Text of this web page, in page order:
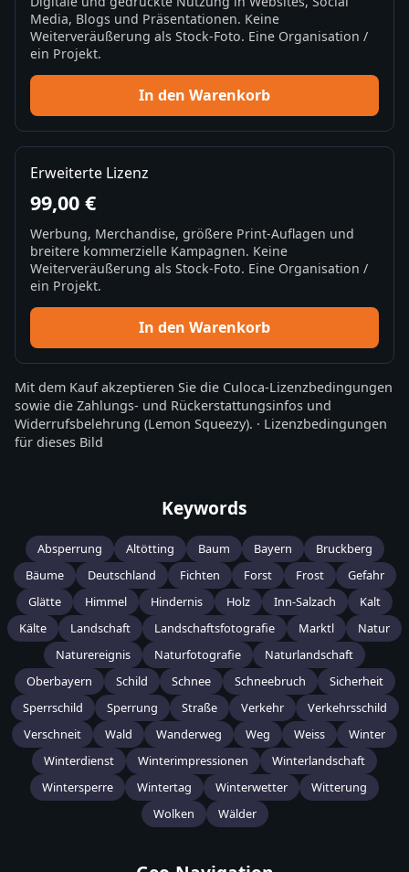
Media, Blogs und Präsentationen. Keine
Weiterveräußerung als Stock-Foto. Eine Organisation /
ein Projekt.
In den Warenkorb
Erweiterte Lizenz
99,00 €
Werbung, Merchandise, größere Print-Auflagen und
breitere kommerzielle Kampagnen. Keine
Weiterveräußerung als Stock-Foto. Eine Organisation /
ein Projekt.
In den Warenkorb
Mit dem Kauf akzeptieren Sie die Culoca-Lizenzbedingungen
sowie die Zahlungs- und Rückerstattungsinfos und
Widerrufsbelehrung (Lemon Squeezy). · Lizenzbedingungen
für dieses Bild
Keywords
Absperrung Altötting Baum Bayern
Bruckberg
Bäume
Deutschland Fichten Forst Frost
Gefahr
Glätte
Himmel Hindernis Holz Inn-Salzach
Kalt
Kälte
Landschaft Landschaftsfotografie Marktl
Natur
Naturereignis
Naturfotografie
Naturlandschaft
Oberbayern
Schild Schnee Schneebruch
Sicherheit
Sperrschild
Sperrung Straße Verkehr
Verkehrsschild
Verschneit
Wald Wanderweg Weg Weiss
Winter
Winterdienst
Winterimpressionen
Winterlandschaft
Wintersperre
Wintertag Winterwetter
Witterung
Wolken
Wälder